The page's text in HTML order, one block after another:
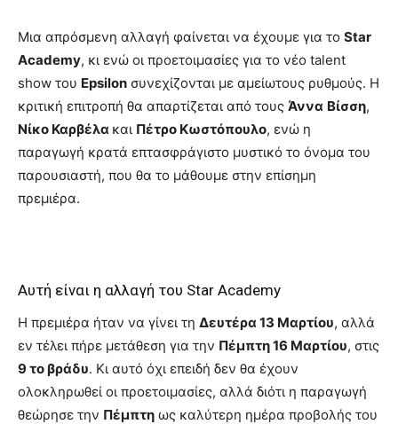
Μια απρόσμενη αλλαγή φαίνεται να έχουμε για το Star
Academy, κι ενώ οι προετοιμασίες για το νέο talent
show του Epsilon συνεχίζονται με αμείωτους ρυθμούς. Η
κριτική επιτροπή θα απαρτίζεται από τους Άννα Βίσση,
Νίκο Καρβέλα και Πέτρο Κωστόπουλο, ενώ η
παραγωγή κρατά επτασφράγιστο μυστικό το όνομα του
παρουσιαστή, που θα το μάθουμε στην επίσημη
πρεμιέρα.
Αυτή είναι η αλλαγή του Star Academy
Η πρεμιέρα ήταν να γίνει τη Δευτέρα 13 Μαρτίου, αλλά
εν τέλει πήρε μετάθεση για την Πέμπτη 16 Μαρτίου, στις
9 το βράδυ. Κι αυτό όχι επειδή δεν θα έχουν
ολοκληρωθεί οι προετοιμασίες, αλλά διότι η παραγωγή
θεώρησε την Πέμπτη ως καλύτερη ημέρα προβολής του